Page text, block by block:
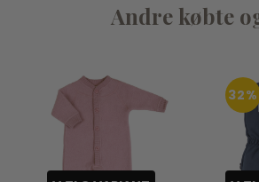
Andre købte
32%